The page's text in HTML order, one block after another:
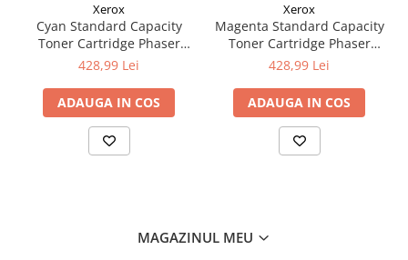
Xerox
Cyan Standard Capacity
Toner Cartridge Phaser
6510/WorkCentre 6515
428,99 Lei
ADAUGA IN COS
Xerox
Magenta Standard Capacity
Toner Cartridge Phaser
6510/WorkCentre 6515
428,99 Lei
ADAUGA IN COS
MAGAZINUL MEU